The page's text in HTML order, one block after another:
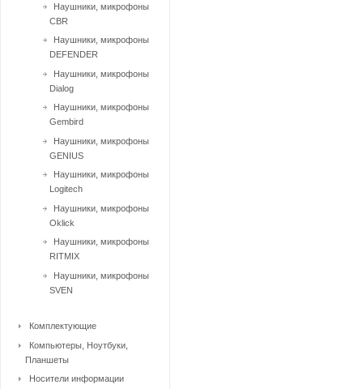
Наушники, микрофоны
CBR
Наушники, микрофоны
DEFENDER
Наушники, микрофоны
Dialog
Наушники, микрофоны
Gembird
Наушники, микрофоны
GENIUS
Наушники, микрофоны
Logitech
Наушники, микрофоны
Oklick
Наушники, микрофоны
RITMIX
Наушники, микрофоны
SVEN
Комплектующие
Компьютеры, Ноутбуки,
Планшеты
Носители информации